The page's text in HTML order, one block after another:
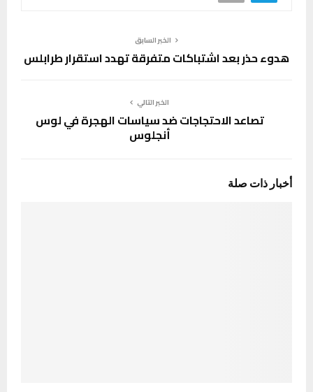
الخبر السابق
هدوء حذر بعد اشتباكات متفرقة تهدد استقرار طرابلس
الخبر التالي
تصاعد الاحتجاجات ضد سياسات الهجرة في لوس
أنجلوس
أخبار ذات صلة